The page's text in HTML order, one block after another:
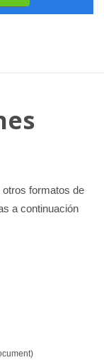
formatos de
a continuación